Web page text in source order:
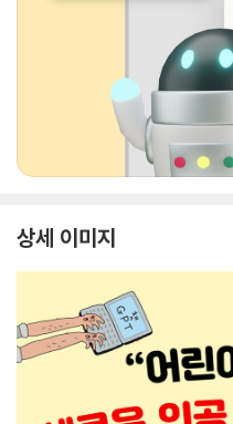
상세 이미지